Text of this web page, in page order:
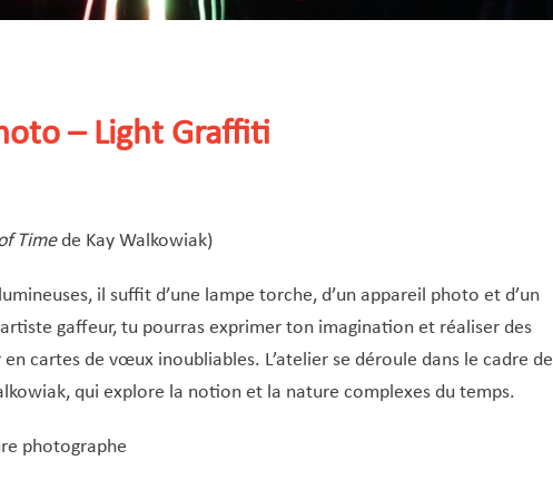
– Light Graffiti
Timede Kay Walkowiak)
il suffit d’une lampe torche, d’un appareil photo et d’un
gaffeur, tu pourras exprimer ton imagination et réaliser des
cartes de vœux inoubliables. L’atelier se déroule dans le cadre de
qui explore la notion et la nature complexes du temps.
photographe